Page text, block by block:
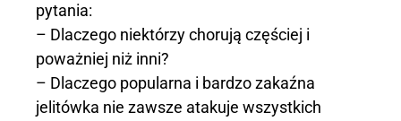
pytania:
– Dlaczego niektórzy chorują częściej i
poważniej niż inni?
– Dlaczego popularna i bardzo zakaźna
jelitówka nie zawsze atakuje wszystkich